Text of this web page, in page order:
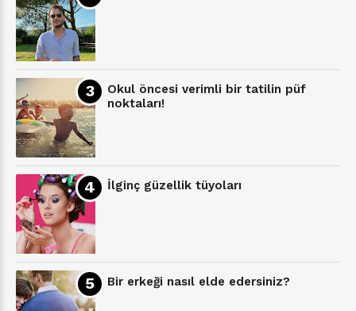
Okul öncesi verimli bir tatilin püf
noktaları!
İlginç güzellik tüyoları
Bir erkeği nasıl elde edersiniz?